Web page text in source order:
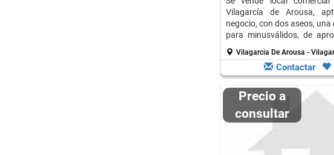
Vilagarcía de Arousa,
negocio, con dos aseos,
para minusválidos, de
m².
Vilagarcia De Arousa -
Contactar
Precio a
consultar